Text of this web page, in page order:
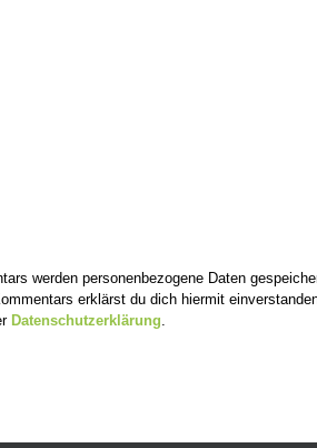
werden personenbezogene Daten
erklärst du dich hiermit
Datenschutzerklärung.